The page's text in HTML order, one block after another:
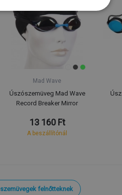
Mad Wave
Úszószemüveg Mad Wave
Record Breaker Mirror
13 160 Ft
A beszállítónál
felnőtteknek